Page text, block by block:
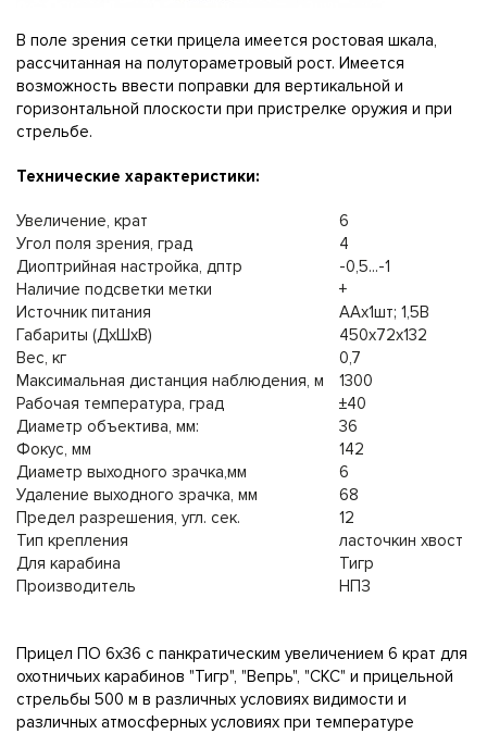
В поле зрения сетки прицела имеется ростовая шкала,
рассчитанная на полутораметровый рост. Имеется
возможность ввести поправки для вертикальной и
горизонтальной плоскости при пристрелке оружия и при
стрельбе.
Технические характеристики:
Увеличение, крат
6
Угол поля зрения, град
4
Диоптрийная настройка, дптр
-0,5...-1
Наличие подсветки метки
+
Источник питания
ААx1шт; 1,5В
Габариты (ДхШхВ)
450x72x132
Вес, кг
0,7
Максимальная дистанция наблюдения, м
1300
Рабочая температура, град
±40
Диаметр объектива, мм:
36
Фокус, мм
142
Диаметр выходного зрачка,мм
6
Удаление выходного зрачка, мм
68
Предел разрешения, угл. сек.
12
Тип крепления
ласточкин хвост
Для карабина
Тигр
Производитель
НПЗ
Прицел ПО 6х36 с панкратическим увеличением 6 крат для
охотничьих карабинов "Тигр", "Вепрь", "СКС" и прицельной
стрельбы 500 м в различных условиях видимости и
различных атмосферных условиях при температуре